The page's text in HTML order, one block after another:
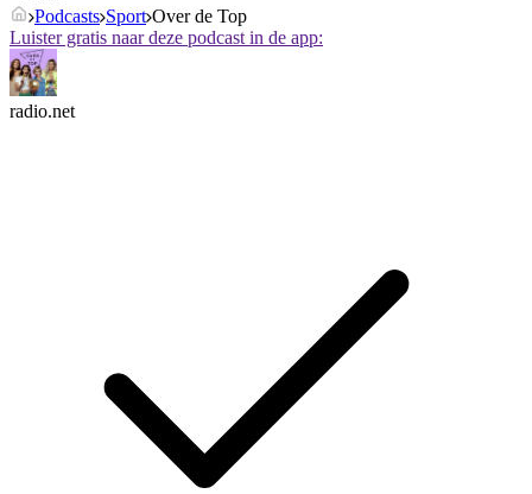
Podcasts Sport Over de Top
Luister gratis naar deze podcast in de app:
radio.net